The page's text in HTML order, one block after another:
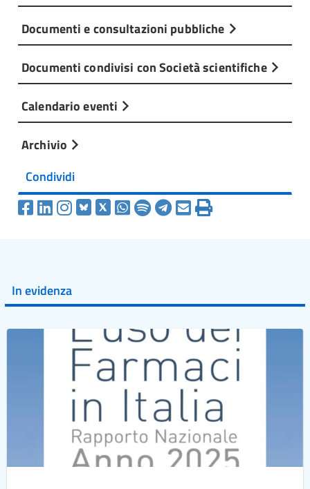
Documenti e consultazioni pubbliche
Documenti condivisi con Società scientifiche
Calendario eventi
Archivio
Condividi
In evidenza